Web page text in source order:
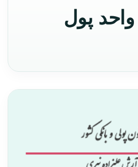
واحد پول